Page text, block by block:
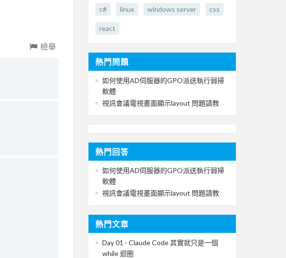
檢舉
c# linux windows server css
react
熱門問題
如何使用AD伺服器的GPO派送執行弱掃
軟體
視訊會議電視畫面顯示layout 問題請教
熱門回答
如何使用AD伺服器的GPO派送執行弱掃
軟體
視訊會議電視畫面顯示layout 問題請教
熱門文章
Day 01 - Claude Code 其實就只是一個
while 迴圈